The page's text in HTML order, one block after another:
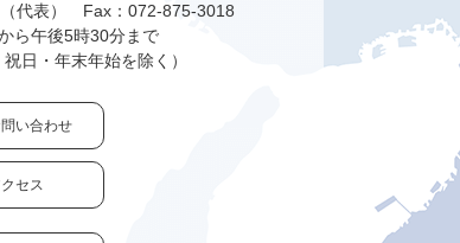
代表）
Fax：072-875-3018
ら午後5時30分まで
日・年末年始を除く）
い合わせ
セス